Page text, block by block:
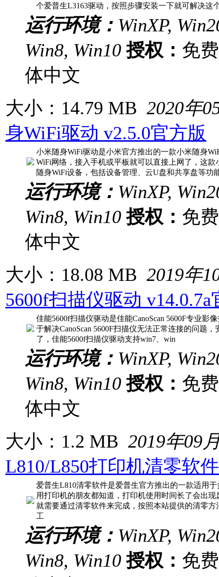
个爱普生L3163驱动，按照步骤安装一下就可解决这
运行环境： WinXP,
Win8, Win10 授权： 免
体中文
大小：14.79 MB 2020年
身WiFi驱动 v2.5.0官方版
小米随身WiFi驱动是小米官方推出的一款小米随身
WiFi网络，接入手机或平板就可以直接上网了，这
随身WiFi设备，包括设备管理、云U盘和共享盘等功
运行环境： WinXP,
Win8, Win10 授权： 免
体中文
大小：18.08 MB 2019年
5600f扫描仪驱动 v14.0.7a
佳能5600f扫描仪驱动是佳能CanoScan 5600F专业影
于解决CanoScan 5600F扫描仪无法正常连接的问题
了，佳能5600f扫描仪驱动支持win7、win
运行环境： WinXP,
Win8, Win10 授权： 免
体中文
大小：1.2 MB 2019年09
L810/L850打印机清零软
爱普生L810清零软件是爱普生官方推出的一款适用
用打印机的朋友都知道，打印机使用时间长了会出
就需要通过清零软件来完成，按照本站提供的清零
工
运行环境： WinXP,
Win8, Win10 授权： 免